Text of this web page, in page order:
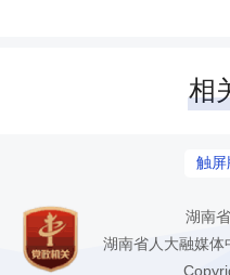
相
触屏
湖南
湖南省人大融媒